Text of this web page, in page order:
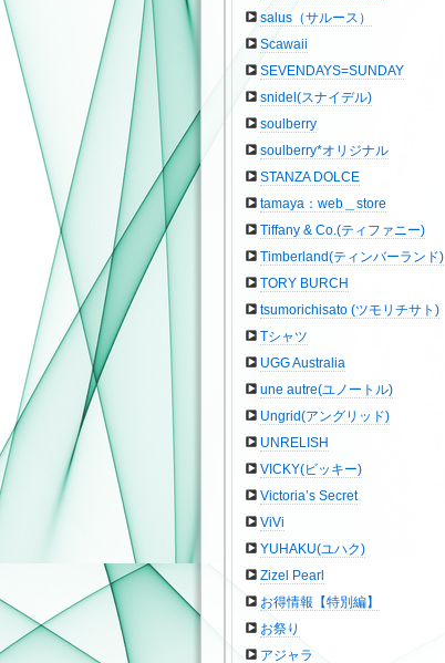
salus（サルース）
Scawaii
SEVENDAYS=SUNDAY
snidel(スナイデル)
soulberry
soulberry*オリジナル
STANZA DOLCE
tamaya：web＿store
Tiffany & Co.(ティファニー)
Timberland(ティンバーランド)
TORY BURCH
tsumorichisato (ツモリチサト)
Tシャツ
UGG Australia
une autre(ユノートル)
Ungrid(アングリッド)
UNRELISH
VICKY(ビッキー)
Victoria’s Secret
ViVi
YUHAKU(ユハク)
Zizel Pearl
お得情報【特別編】
お祭り
アジャラ